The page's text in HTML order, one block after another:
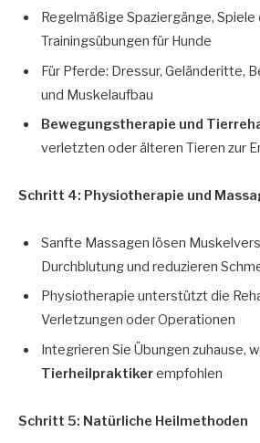
Regelmäßige Spaziergänge,
Trainingsübungen für Hunde
Für Pferde: Dressur, Geländeritte,
und Muskelaufbau
Bewegungstherapie und
verletzten oder älteren Tieren zur
Schritt 4: Physiotherapie und
Sanfte Massagen lösen
Durchblutung und reduzieren
Physiotherapie unterstützt die
Verletzungen oder Operationen
Integrieren Sie Übungen zuhause,
Tierheilpraktikerempfohlen
Schritt 5: Natürliche Heilmethoden